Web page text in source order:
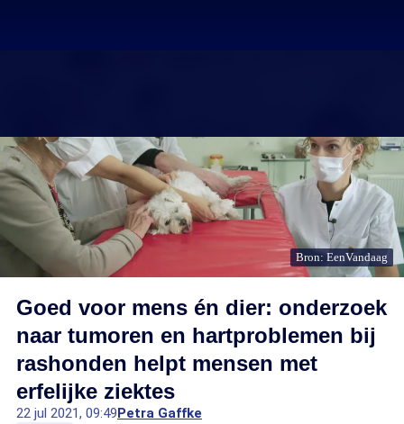
Bron: EenVandaag
Goed voor mens én dier: onderzoek
naar tumoren en hartproblemen bij
rashonden helpt mensen met
erfelijke ziektes
22 jul 2021, 09:49Petra Gaffke